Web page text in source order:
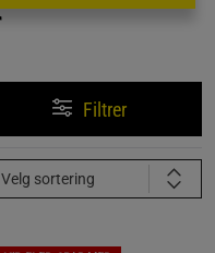
Filtrer
Velg sortering